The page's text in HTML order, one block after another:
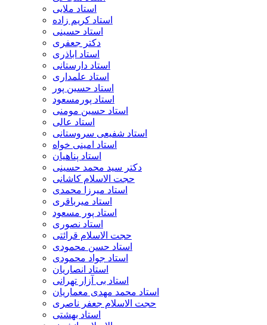
استاد ملایی
استاد کریم زاده
استاد حسینی
دکتر جعفری
استاد اباذری
استاد دارستانی
استاد علمداری
استاد حسین پور
استاد پورمسعود
استاد حسین مومنی
استاد عالی
استاد شفیعی سروستانی
استاد امینی خواه
استاد پناهیان
دکتر سید محمد حسینی
حجت الاسلام کاشانی
استاد میرزا محمدی
استاد میرباقری
استاد پور مسعود
استاد نصوری
حجت الاسلام قرائتی
استاد حسن محمودی
استاد جواد محمودی
استاد انصاریان
استاد بی آزار تهرانی
استاد محمد مهدی معماریان
حجت الاسلام جعفر ناصری
استاد بهشتی